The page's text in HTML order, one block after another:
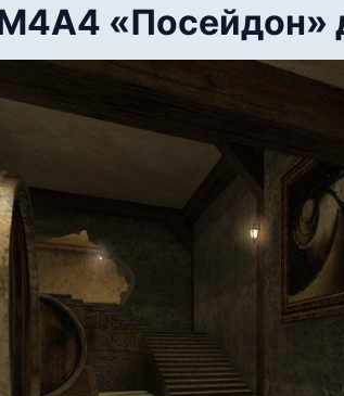
«Посейдон»